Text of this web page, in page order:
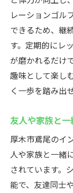
レーションゴル
できるため、継
す。定期的にレ
が磨かれるだけ
趣味として楽し
く一歩を踏み出
友人や家族と
厚木市鳶尾のイ
人や家族と一緒
されています。
能で、友達同士